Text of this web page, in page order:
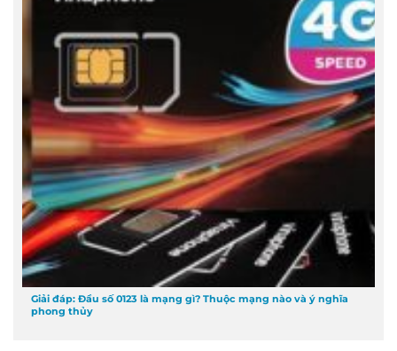
Giải đáp: Đầu số 0123 là mạng gì? Thuộc mạng nào và ý nghĩa
phong thủy